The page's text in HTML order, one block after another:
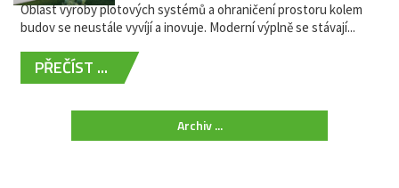
Oblast výroby plotových systémů a ohraničení prostoru kolem
budov se neustále vyvíjí a inovuje. Moderní výplně se stávají...
PŘEČÍST ...
Archiv ...